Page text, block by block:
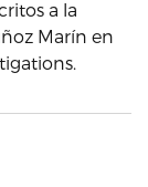
a la
Marín en